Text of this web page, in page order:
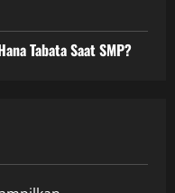
Tabata Saat SMP?